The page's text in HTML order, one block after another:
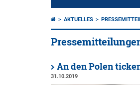
AKTUELLES
An den Polen
31.10.2019